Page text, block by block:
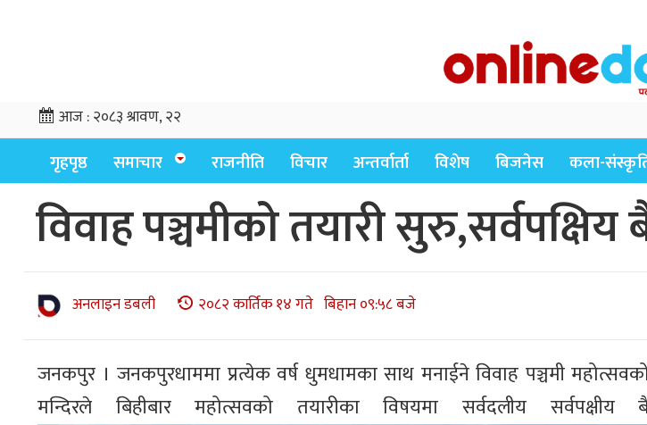
आज :२०८३ श्रावण, २२
गृहपृष्ठ समाचार राजनीति विचार अन्तर्वार्ता विशेष बिजनेस कला-
विवाह पञ्चमीको तयारी
अनलाइन डबली २०८२ कार्तिक १४ गते बिहान ०९:५८ बजे
जनकपुर । जनकपुरधाममा प्रत्येक वर्ष धुमधामका साथ मनाईने विवाह पञ्चमी
मन्दिरले बिहीबार महोत्सवको तयारीका विषयमा सर्वदलीय